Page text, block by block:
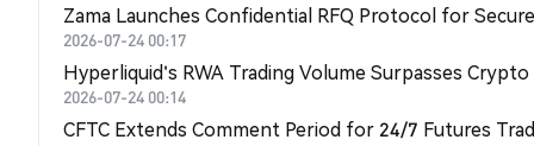
Zama Launches Confidential RFQ Protocol for
2026-07-24 00:17
Hyperliquid's RWA Trading Volume Surpasses
2026-07-24 00:14
CFTC Extends Comment Period for 24/7 Futures